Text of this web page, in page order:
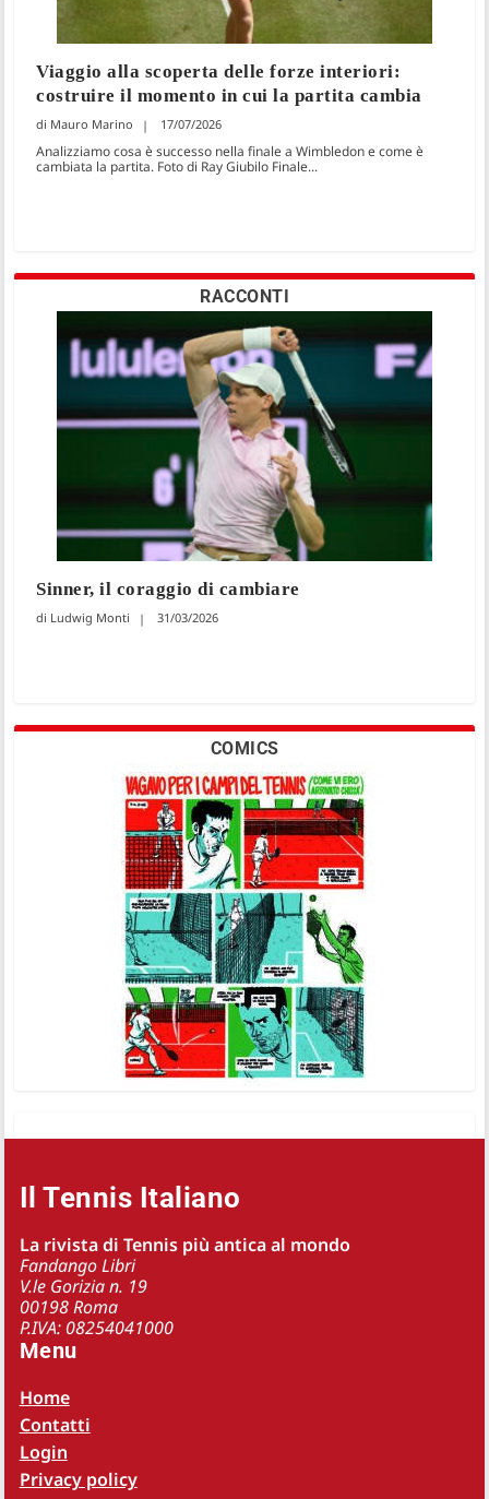
Viaggio alla scoperta delle forze interiori:
costruire il momento in cui la partita cambia
Mauro Marino 17/07/2026
Analizziamo cosa è successo nella finale a Wimbledon e come è
cambiata la partita. Foto di Ray Giubilo Finale...
RACCONTI
Sinner, il coraggio di cambiare
Ludwig Monti 31/03/2026
COMICS
Il Tennis Italiano
La rivista di Tennis più antica al mondo
Fandango Libri
V.le Gorizia n. 19
00198 Roma
P.IVA: 08254041000
Menu
Home
Contatti
Login
Privacy policy